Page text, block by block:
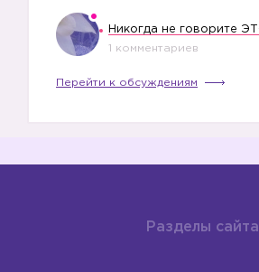
1 комментариев
Перейти к обсуждениям
Разделы сайта